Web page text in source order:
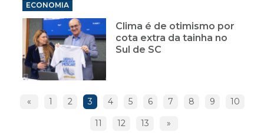
ECONOMIA
Clima é de otimismo por
cota extra da tainha no
Sul de SC
« 1 2 3 4 5 6 7 8 9 10
11 12 13 »